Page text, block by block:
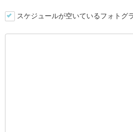
スケジュールが空いているフォトグ